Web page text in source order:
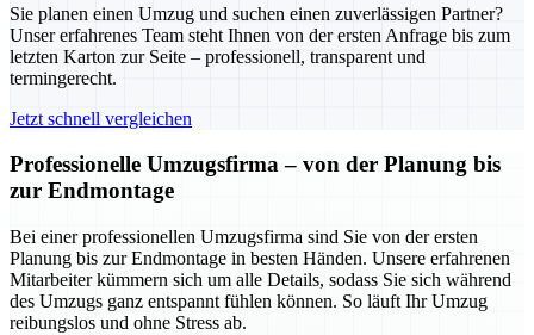
Sie planen einen Umzug und suchen einen zuverlässigen Partner?
Unser erfahrenes Team steht Ihnen von der ersten Anfrage bis zum
letzten Karton zur Seite – professionell, transparent und
termingerecht.
Jetzt schnell vergleichen
Professionelle Umzugsfirma – von der Planung bis
zur Endmontage
Bei einer professionellen Umzugsfirma sind Sie von der ersten
Planung bis zur Endmontage in besten Händen. Unsere erfahrenen
Mitarbeiter kümmern sich um alle Details, sodass Sie sich während
des Umzugs ganz entspannt fühlen können. So läuft Ihr Umzug
reibungslos und ohne Stress ab.